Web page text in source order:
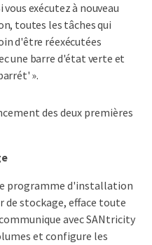
vous exécutez à nouveau
toutes les tâches qui
d'être réexécutées
une barre d'état verte et
».
des deux premières
programme d'installation
de stockage, efface toute
avec SANtricity
et configure les